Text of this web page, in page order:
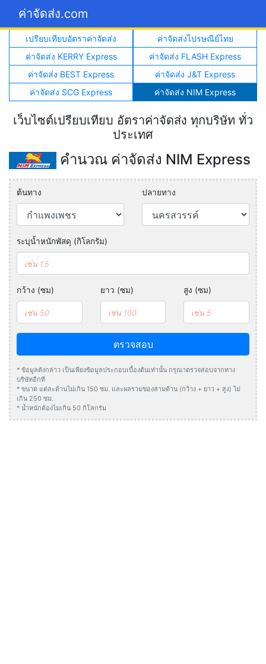
ค่าจัดส่ง.com
เปรียบเทียบอัตราค่าจัดส่ง
ค่าจัดส่งไปรษณีย์ไทย
ค่าจัดส่ง KERRY Express
ค่าจัดส่ง FLASH Express
ค่าจัดส่ง BEST Express
ค่าจัดส่ง J&T Express
ค่าจัดส่ง SCG Express
ค่าจัดส่ง NIM Express
เว็บไซต์เปรียบเทียบ อัตราค่าจัดส่ง ทุกบริษัท ทั่ว
ประเทศ
คำนวณ ค่าจัดส่ง NIM Express
ต้นทาง ปลายทาง
ระบุน้ำหนักพัสดุ (กิโลกรัม)
กว้าง (ซม) ยาว (ซม) สูง (ซม)
ตรวจสอบ
* ข้อมูลดังกล่าว เป็นเพียงข้อมูลประกอบเบื้องต้นเท่านั้น กรุณาตรวจสอบจากทาง
บริษัทอีกที
* ขนาด แต่ละด้านไม่เกิน 150 ซม. และผลรวมของสามด้าน (กว้าง + ยาว + สูง) ไม่
เกิน 250 ซม.
* น้ำหนักต้องไมเกิน 50 กิโลกรัม